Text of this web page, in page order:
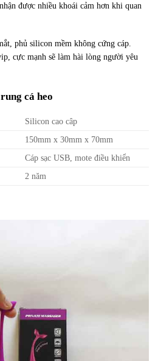
được nhiều khoái cảm hơn khi quan
phủ silicon mềm không cứng cáp.
cực mạnh sẽ làm hài lòng người yêu
cá heo
Silicon cao câp
150mm x 30mm x 70mm
Cáp sạc USB, mote điều khiển
2 năm